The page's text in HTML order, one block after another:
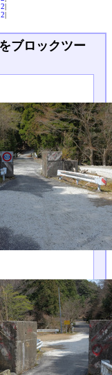
|
|
ブロックツー